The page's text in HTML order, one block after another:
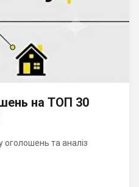
на ТОП 30
та аналіз